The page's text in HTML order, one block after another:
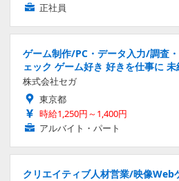
正社員
ゲーム制作/PC・データ入力/調査
ェック ゲーム好き 好きを仕事に
株式会社セガ
東京都
時給1,250円～1,400円
アルバイト・パート
クリエイティブ人材営業/映像Web